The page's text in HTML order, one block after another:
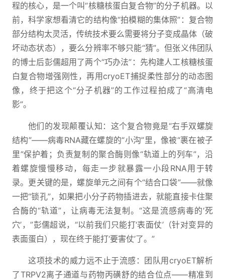
程的核心，是一个叫“核糖核蛋白复合物”的分子机器。以
前，科学家想看清它的结构像“拍模糊的集体照”：复合物
部分结构太灵活，传统技术要么需要将分子变成晶体（破
坏动态状态），要么分辨率不够只能“猜”。但张义伟团队
的博士后彭儒超用了两个“巧办法”：先构建人工核糖核蛋
白复合物增强刚性，再用cryoET捕捉柔性部分的动态图
像，终于把这个“分子机器”的工作过程拍成了“高清电
影”。
他们的发现颠覆认知：这个复合物竟是“右手双螺旋
结构”——病毒RNA藏在螺旋的“小沟”里，像被“裹在被子
里”保护着；负责复制的聚合酶则像“轨道上的列车”，沿
着螺旋慢慢移动，每走一步就暴露一小段RNA用于转
录。更关键的是，螺旋单元之间有个“结合口袋”——就像
一把“锁孔”，如果把小分子药物插进去，就能直接卡住聚
合酶的“轨道”，让病毒无法复制。“这是流感病毒的‘死
穴’，”彭儒超说，“以前我们只能打‘表面仗’（针对变异的
表面蛋白），现在终于能打‘要害仗’了。”
这项技术的威力远不止于流感：团队用cryoET解析
了TRPV2离子通道与药物丙磺舒的结合位点——精准到